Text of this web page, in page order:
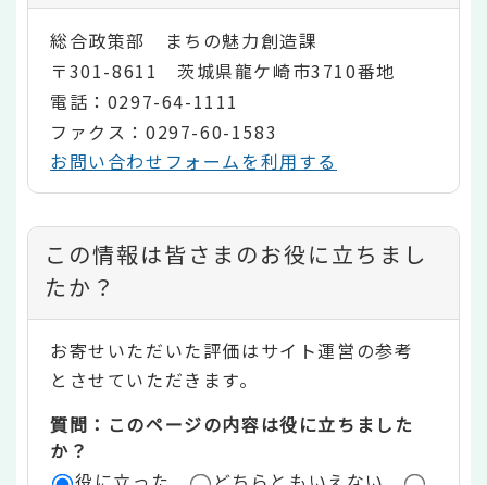
総合政策部 まちの魅力創造課
〒301-8611 茨城県龍ケ崎市3710番地
電話：0297-64-1111
ファクス：0297-60-1583
お問い合わせフォームを利用する
コ
ン
テ
ン
ツ
評
この情報は皆さまのお役に立ちまし
たか？
お寄せいただいた評価はサイト運営の参考
とさせていただきます。
質問：このページの内容は役に立ちました
か？